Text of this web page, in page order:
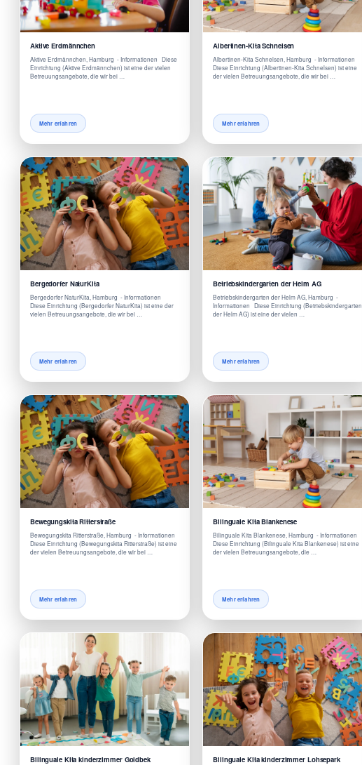
Aktive Erdmännchen
Aktive Erdmännchen, Hamburg - Informationen Diese
Einrichtung (Aktive Erdmännchen) ist eine der vielen
Betreuungsangebote, die wir bei …
Mehr erfahren
Albertinen-Kita Schnelsen
Albertinen-Kita Schnelsen, Hamburg - Informationen
Diese Einrichtung (Albertinen-Kita Schnelsen) ist eine
der vielen Betreuungsangebote, die wir bei …
Mehr erfahren
Bergedorfer NaturKita
Bergedorfer NaturKita, Hamburg - Informationen
Diese Einrichtung (Bergedorfer NaturKita) ist eine der
vielen Betreuungsangebote, die wir bei …
Mehr erfahren
Betriebskindergarten der Helm AG
Betriebskindergarten der Helm AG, Hamburg -
Informationen Diese Einrichtung (Betriebskindergarten
der Helm AG) ist eine der vielen …
Mehr erfahren
Bewegungskita Ritterstraße
Bewegungskita Ritterstraße, Hamburg - Informationen
Diese Einrichtung (Bewegungskita Ritterstraße) ist eine
der vielen Betreuungsangebote, die wir bei …
Mehr erfahren
Bilinguale Kita Blankenese
Bilinguale Kita Blankenese, Hamburg - Informationen
Diese Einrichtung (Bilinguale Kita Blankenese) ist eine
der vielen Betreuungsangebote, die …
Mehr erfahren
Bilinguale Kita kinderzimmer Goldbek Bilinguale Kita kinderzimmer Lohsepark